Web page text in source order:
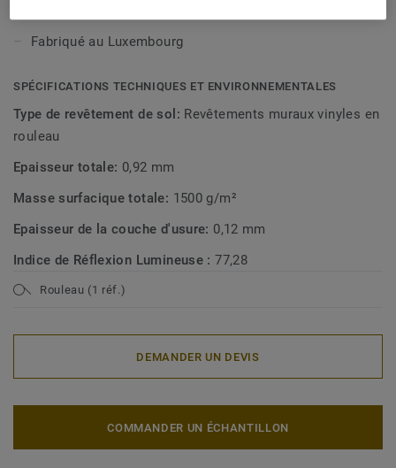
Fabriqué au Luxembourg
SPÉCIFICATIONS TECHNIQUES ET ENVIRONNEMENTALES
Type de revêtement de sol: Revêtements muraux vinyles en
rouleau
Epaisseur totale: 0,92 mm
Masse surfacique totale: 1500 g/m²
Epaisseur de la couche d'usure: 0,12 mm
Indice de Réflexion Lumineuse :77,28
Rouleau (1 réf.)
DEMANDER UN DEVIS
COMMANDER UN ÉCHANTILLON